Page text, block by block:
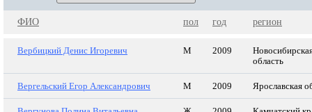
ФИО пол год регион
Вербицкий Денис Игоревич М 2009
область
Вергельский Егор Александрович М 2009 Ярославская